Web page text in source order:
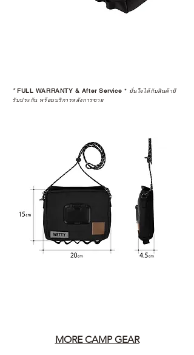
*FULL WARRANTY & After Service * มั่นใจได้กับสินค้ามี
รับประกัน พร้อมบริการหลังการขาย
MORE CAMP GEAR